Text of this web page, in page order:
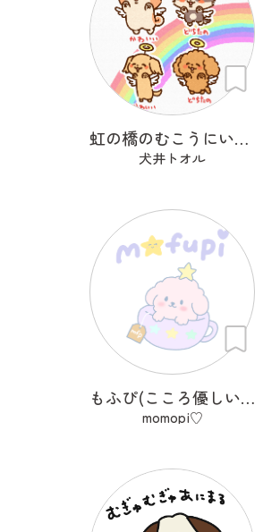
虹の橋のむこうにいるうちのこ
犬井トオル
もふぴ(こころ優しいふわもこわんこ)
momopi♡